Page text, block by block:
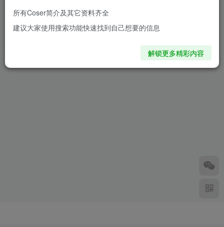
Byoru胜利女神COS：再现妮
姬豺狼的霸气与性感魅力
所有Coser简介及其它资料齐全
建议大家使用搜索功能快速找到自己想要的信息
解锁更多精彩内容